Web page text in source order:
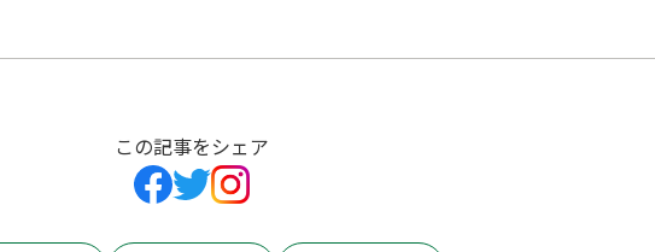
この記事をシェア